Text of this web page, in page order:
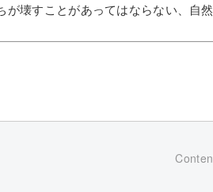
が壊すことがあってはならない、自